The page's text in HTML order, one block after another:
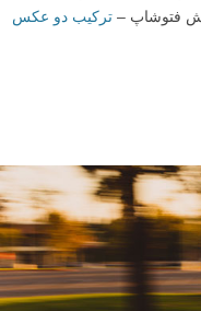
فتوشاپ – ترکیب دو عکس